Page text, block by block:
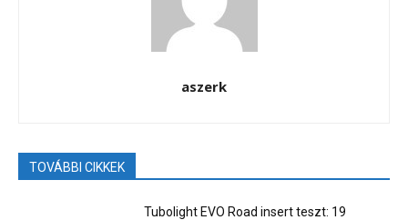
aszerk
TOVÁBBI CIKKEK
Tubolight EVO Road insert teszt: 19